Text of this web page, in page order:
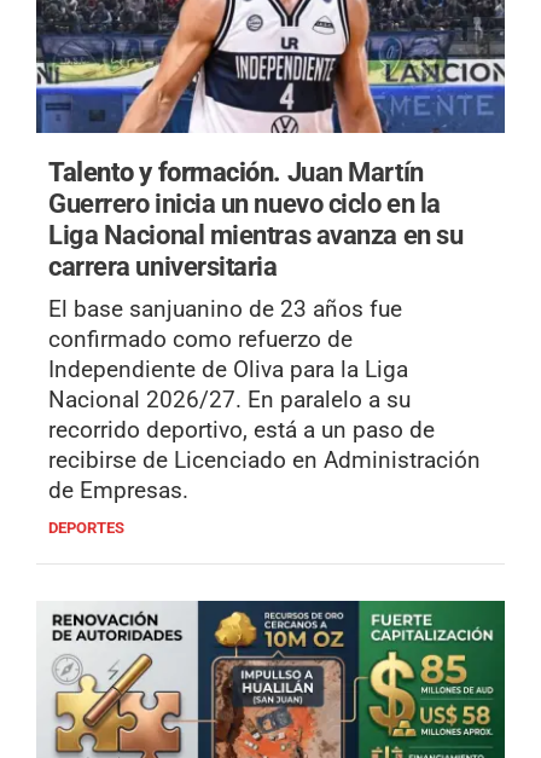
Talento y formación. Juan Martín
Guerrero inicia un nuevo ciclo en la
Liga Nacional mientras avanza en su
carrera universitaria
El base sanjuanino de 23 años fue
confirmado como refuerzo de
Independiente de Oliva para la Liga
Nacional 2026/27. En paralelo a su
recorrido deportivo, está a un paso de
recibirse de Licenciado en Administración
de Empresas.
DEPORTES